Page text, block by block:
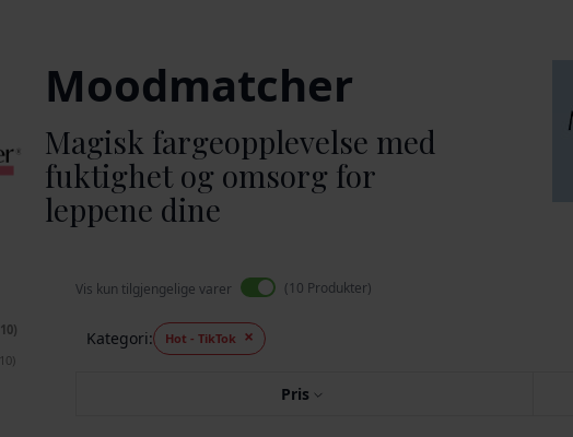
Moodmatcher
Magisk fargeopplevelse med
fuktighet og omsorg for
leppene dine
10elementer
10elementer
Vis kun tilgjengelige varer 10 Produkter
Kategori Hot - TikTok
Pris